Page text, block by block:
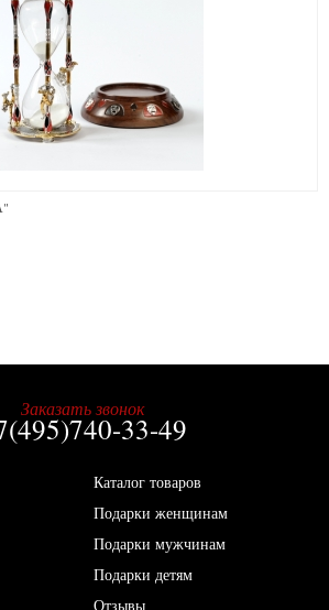
Заказать звонок
33-49
Каталог товаров
Подарки женщинам
Подарки мужчинам
Подарки детям
Отзывы